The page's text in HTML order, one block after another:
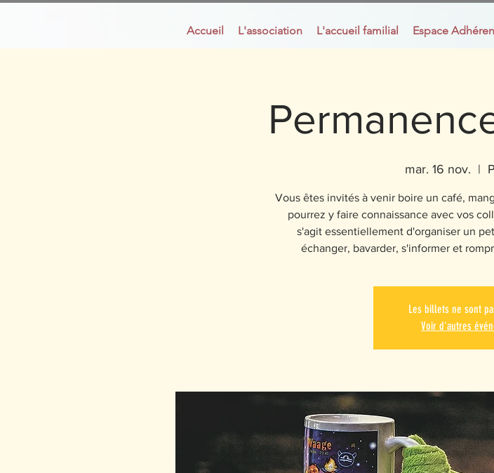
Accueil L'association L'accueil familial Espace
mar. 16 nov.
  |
Vous êtes invités à venir boire un café,
pourrez y faire connaissance avec vos
s'agit essentiellement d'organiser un
échanger, bavarder, s'informer et
Les billets ne sont
Voir d'autres